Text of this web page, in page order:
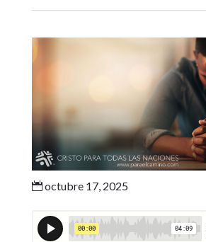
octubre 17, 2025